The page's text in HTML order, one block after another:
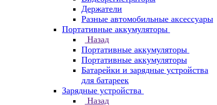
Держатели
Разные автомобильные аксессуары
Портативные аккумуляторы
Назад
Портативные аккумуляторы
Портативные аккумуляторы
Батарейки и зарядные устройства
для батареек
Зарядные устройства
Назад